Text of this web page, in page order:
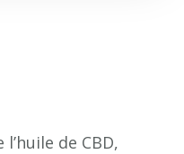
de CBD,